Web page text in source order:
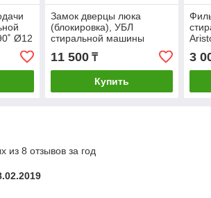
Ø12
для
Замок дверцы люка
(блокировка), УБЛ
стиральной машины
Indesit, Ariston, C00254755
11 500₸
Купить
3
из 8 отзывов за год